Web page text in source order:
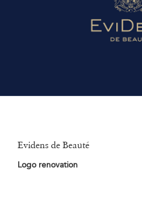
Evidens de Beauté
Logo renovation